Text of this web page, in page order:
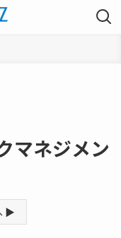
マネジメン
▶